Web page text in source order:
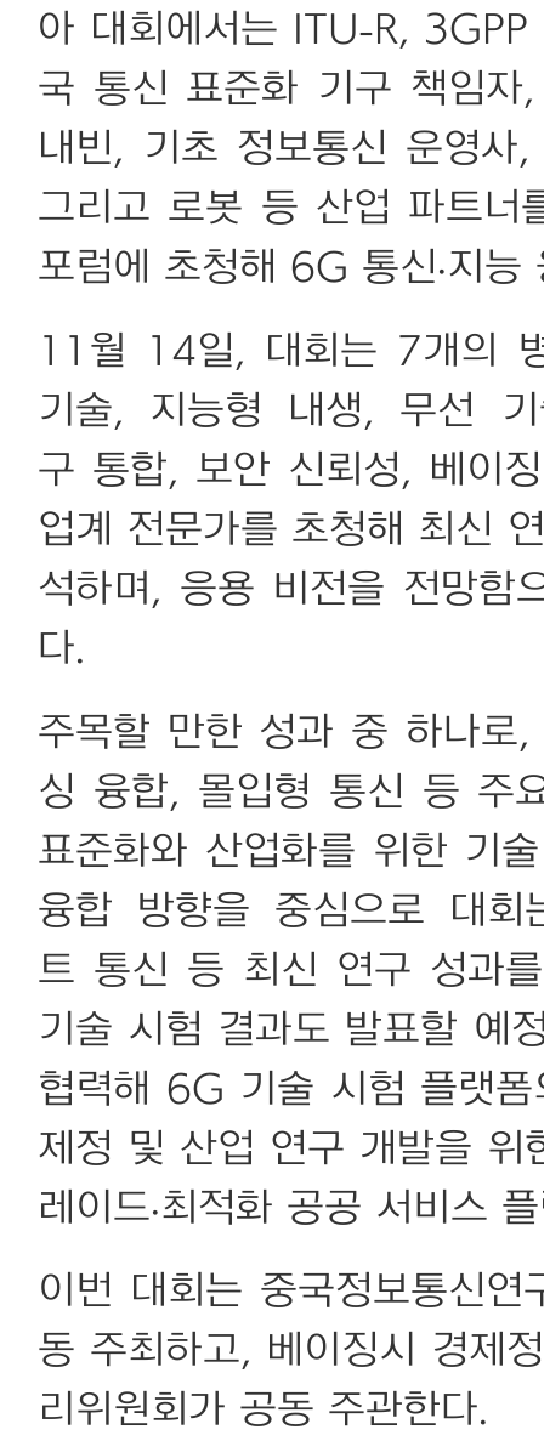
아 대회에서는 ITU-R,
국 통신 표준화 기구 책임자
내빈, 기초 정보통신 운영
그리고 로봇 등 산업 파트
포럼에 초청해 6G 통신·지
11월 14일, 대회는 7개의
기술, 지능형 내생, 무선 기
구 통합, 보안 신뢰성, 베이
업계 전문가를 초청해 최신
석하며, 응용 비전을 전망
다.
주목할 만한 성과 중 하나로
싱 융합, 몰입형 통신 등 주
표준화와 산업화를 위한 기
융합 방향을 중심으로 대
트 통신 등 최신 연구 성과
기술 시험 결과도 발표할 예
협력해 6G 기술 시험 플랫
제정 및 산업 연구 개발을
레이드·최적화 공공 서비스
이번 대회는 중국정보통신
동 주최하고, 베이징시 경제
리위원회가 공동 주관한다.